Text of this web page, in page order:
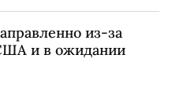
из-за
и в ожидании